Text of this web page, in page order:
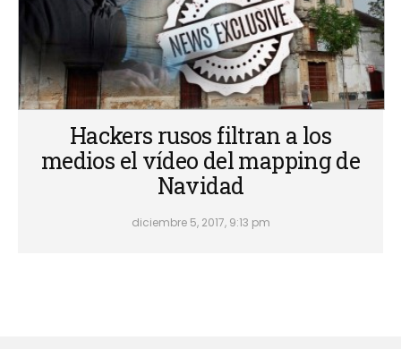
Hackers rusos filtran a los
medios el vídeo del mapping de
Navidad
diciembre 5, 2017, 9:13 pm